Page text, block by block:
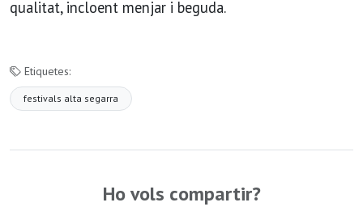
qualitat, incloent menjar i beguda.
Etiquetes:
festivals alta segarra
Ho vols compartir?